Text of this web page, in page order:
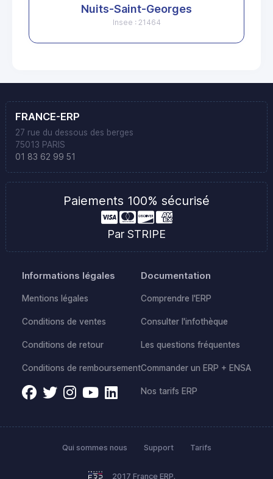
Nuits-Saint-Georges
Insee : 21464
FRANCE-ERP
27 rue du dessous des berges
75013 PARIS
01 83 62 99 51
Paiements 100% sécurisé
Par STRIPE
Informations légales
Mentions légales
Conditions de ventes
Conditions de retour
Conditions de remboursement
Documentation
Comprendre l'ERP
Consulter l'infothèque
Les questions fréquentes
Commander un ERP + ENSA
Nos tarifs ERP
2017 France ERP.
Qui sommes nous Support Tarifs